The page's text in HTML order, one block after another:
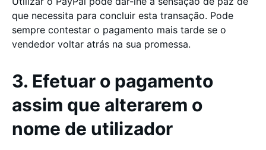
que necessita para concluir esta transação. Pode
sempre contestar o pagamento mais tarde se o
vendedor voltar atrás na sua promessa.
3. Efetuar o pagamento
assim que alterarem o
nome de utilizador